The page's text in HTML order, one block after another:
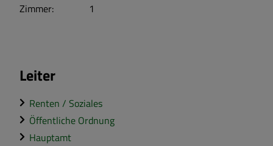
Zimmer:
1
Leiter
Renten / Soziales
Öffentliche Ordnung
Hauptamt